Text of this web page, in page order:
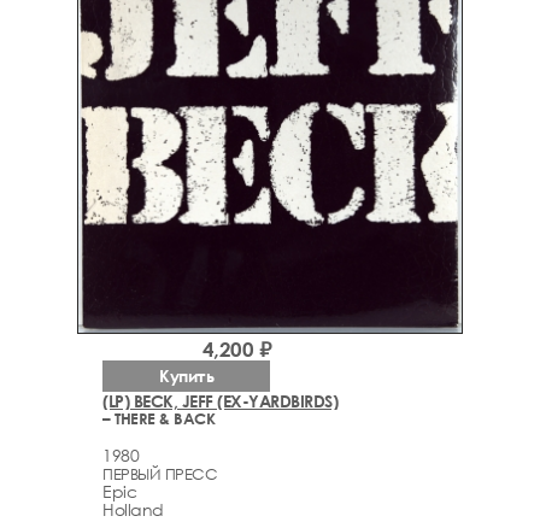
(LP) BECK, JEFF (EX-YARDBIRDS)
– THERE & BACK
1980
ПЕРВЫЙ ПРЕСС
Epic
Holland
4,200 ₽
Купить